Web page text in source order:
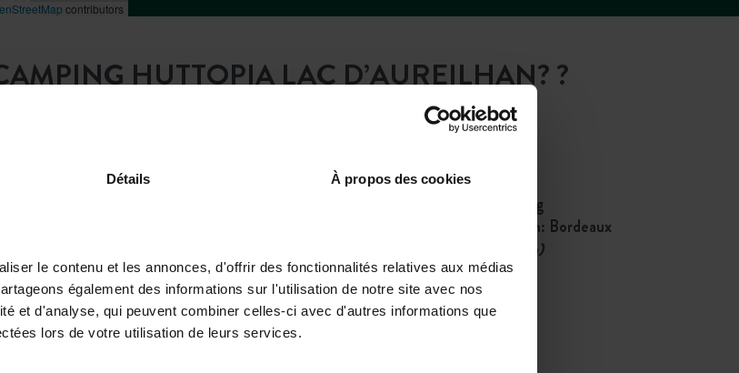
Détails À propos des cookies
le contenu et les annonces, d'offrir des fonctionnalités relatives aux médias
également des informations sur l'utilisation de notre site avec nos
et d'analyse, qui peuvent combiner celles-ci avec d'autres informations que
lors de votre utilisation de leurs services.
contributors
HUTTOPIA LAC D’AUREILHAN? ?
Anschließend
Buslinie:
Abfahrt an der Haltestelle Gare Routière
→ Ankunft an der Haltestelle Sainte-
Mit dem Flugzeug
Nächstgelegener Flughafen: Bordeaux
(113 km)